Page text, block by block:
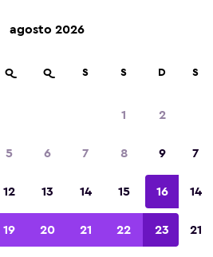
de 70.000 locais com a momondo.
agosto 2026
Q Q S S D
1 2
5 6 7 8 9
12 13 14 15 16
19 20 21 22 23
S
7
14
21